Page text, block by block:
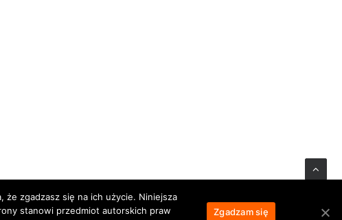
że zgadzasz się na ich użycie. Niniejsza
stanowi przedmiot autorskich praw
Zgadzam się